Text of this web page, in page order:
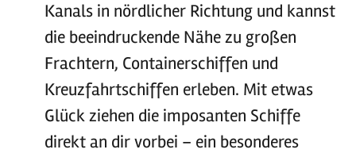
Kanals in nördlicher Richtung und kannst
die beeindruckende Nähe zu großen
Frachtern, Containerschiffen und
Kreuzfahrtschiffen erleben. Mit etwas
Glück ziehen die imposanten Schiffe
direkt an dir vorbei – ein besonderes